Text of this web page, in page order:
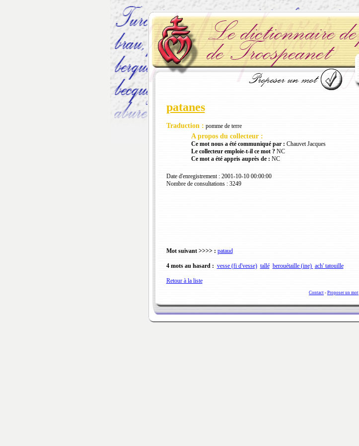
patanes
Traduction : pomme de terre
A propos du collecteur :
Ce mot nous a été communiqué par : Chauvet Jacques
Le collecteur emploie-t-il ce mot ?NC
Ce mot a été appris auprès de : NC
Date d'enregistrement : 2001-10-10 00:00:00
Nombre de consultations : 3249
Mot suivant >>>> : pataud
4 mots au hasard : vesse (fi d'vesse) tallé berouétaille (ine) ach' tatouille
Retour à la liste
Contact - Proposer un mot